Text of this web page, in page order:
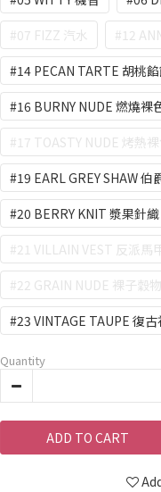
#07 FIZZ 汽水
#12
#14 PECAN TARTE 胡桃
#16 BURNY NUDE 燃燒裸
#17 TOASTY NUDE 烤熱裸
#19 EARL GREY SHAW 伯
#20 BERRY KNIT 漿果針織
#21 VILLAIN VEST 反派馬
#22 GRAIN NUDE 裸子穀物
#23 VINTAGE TAUPE 復古
Quantity
ADD TO CART